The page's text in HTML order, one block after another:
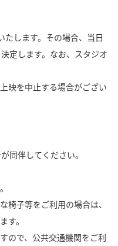
たします。その場合、当日
定します。なお、スタジオ
映を中止する場合がござい
同伴してください。
椅子等をご利用の場合は、
す。
ので、公共交通機関をご利